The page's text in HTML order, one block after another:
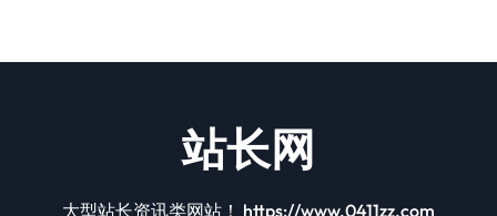
站长网
大型站长资讯类网站！ https://www.0411zz.com